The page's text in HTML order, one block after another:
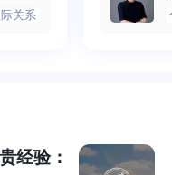
会儿笑，一会儿装体
状态。
的情
很感
我感
咨询
际关系
再困于
梏，更
经验：